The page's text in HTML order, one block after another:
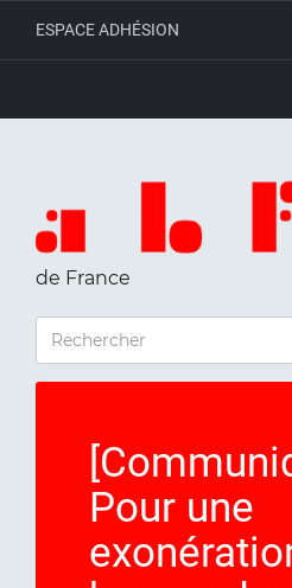
ESPACE ADHÉSION
de France
RECHERCHER
Pour une